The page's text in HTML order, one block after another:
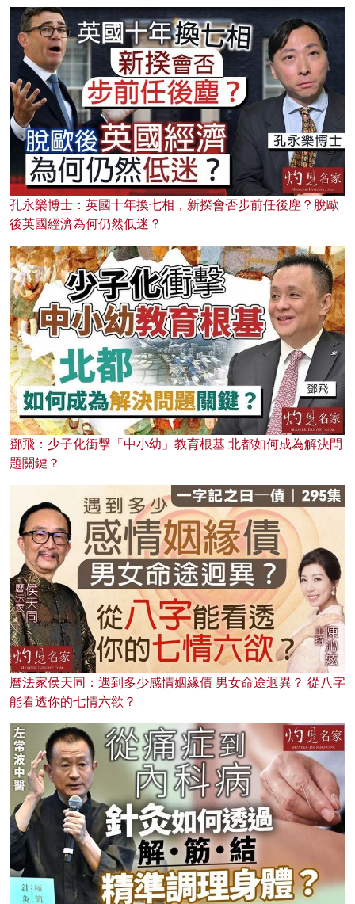
孔永樂博士：英國十年換七相，新揆會否步前任後塵？脫歐
後英國經濟為何仍然低迷？
鄧飛：少子化衝擊「中小幼」教育根基 北都如何成為解決問
題關鍵？
曆法家侯天同：遇到多少感情姻緣債 男女命途迥異？ 從八字
能看透你的七情六欲？